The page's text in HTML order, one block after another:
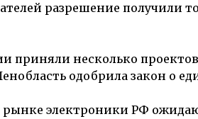
разрешение получили
приняли несколько
одобрила закон о
рынке электроники РФ